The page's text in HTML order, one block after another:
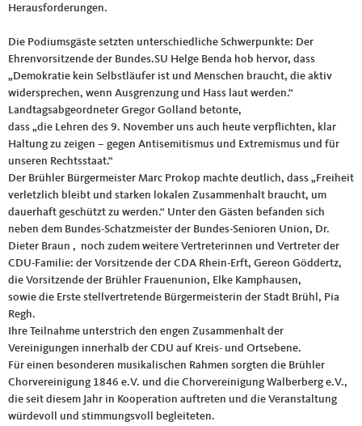
Herausforderungen.
Die Podiumsgäste setzten unterschiedliche Schwerpunkte: Der
Ehrenvorsitzende der Bundes.SU Helge Benda hob hervor, dass
„Demokratie kein Selbstläufer ist und Menschen braucht, die aktiv
widersprechen, wenn Ausgrenzung und Hass laut werden.“
Landtagsabgeordneter Gregor Golland betonte,
dass „die Lehren des 9. November uns auch heute verpflichten, klar
Haltung zu zeigen – gegen Antisemitismus und Extremismus und für
unseren Rechtsstaat.“
Der Brühler Bürgermeister Marc Prokop machte deutlich, dass „Freiheit
verletzlich bleibt und starken lokalen Zusammenhalt braucht, um
dauerhaft geschützt zu werden.“ Unter den Gästen befanden sich
neben dem Bundes-Schatzmeister der Bundes-Senioren Union, Dr.
Dieter Braun , noch zudem weitere Vertreterinnen und Vertreter der
CDU-Familie: der Vorsitzende der CDA Rhein-Erft, Gereon Göddertz,
die Vorsitzende der Brühler Frauenunion, Elke Kamphausen,
sowie die Erste stellvertretende Bürgermeisterin der Stadt Brühl, Pia
Regh.
Ihre Teilnahme unterstrich den engen Zusammenhalt der
Vereinigungen innerhalb der CDU auf Kreis- und Ortsebene.
Für einen besonderen musikalischen Rahmen sorgten die Brühler
Chorvereinigung 1846 e.V. und die Chorvereinigung Walberberg e.V.,
die seit diesem Jahr in Kooperation auftreten und die Veranstaltung
würdevoll und stimmungsvoll begleiteten.